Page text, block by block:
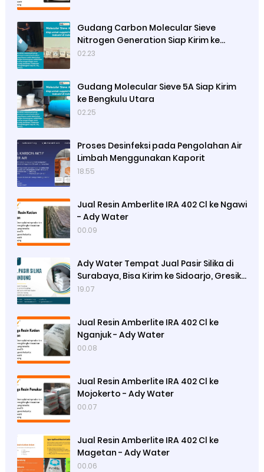
Gudang Carbon Molecular Sieve
Nitrogen Generation Siap Kirim ke
Sibolga
02.23
Gudang Molecular Sieve 5A Siap Kirim
ke Bengkulu Utara
02.25
Proses Desinfeksi pada Pengolahan Air
Limbah Menggunakan Kaporit
18.55
Jual Resin Amberlite IRA 402 Cl ke Ngawi
- Ady Water
00.09
Ady Water Tempat Jual Pasir Silika di
Surabaya, Bisa Kirim ke Sidoarjo, Gresik,
Semarang
19.07
Jual Resin Amberlite IRA 402 Cl ke
Nganjuk - Ady Water
00.08
Jual Resin Amberlite IRA 402 Cl ke
Mojokerto - Ady Water
00.07
Jual Resin Amberlite IRA 402 Cl ke
Magetan - Ady Water
00.06